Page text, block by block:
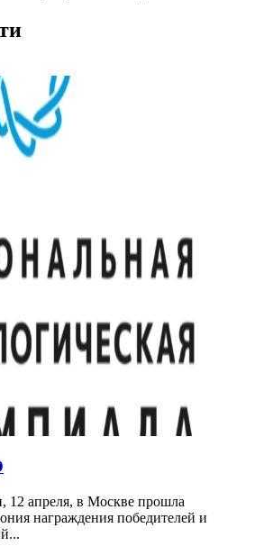
12 апреля, в Москве прошла
награждения победителей и